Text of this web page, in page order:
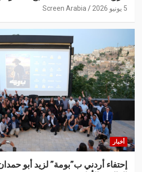
5 يونيو 2026 Screen Arabia
أخبار
إحتفاء أردني ب”بومة” لزيد أبو